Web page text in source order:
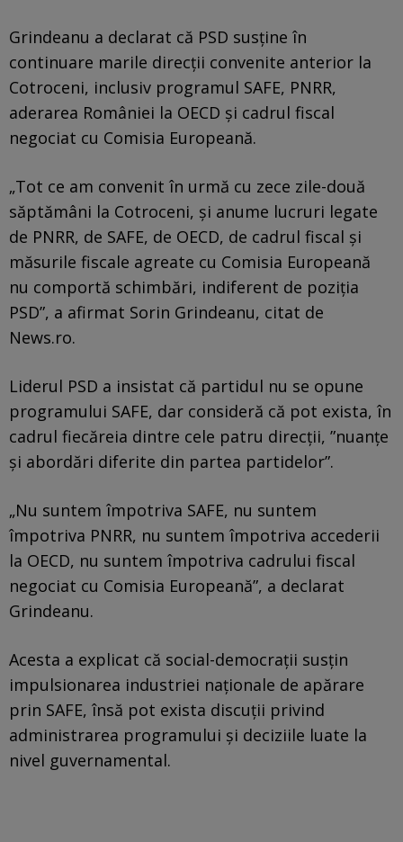
Grindeanu a declarat că PSD susține în
continuare marile direcții convenite anterior la
Cotroceni, inclusiv programul SAFE, PNRR,
aderarea României la OECD și cadrul fiscal
negociat cu Comisia Europeană.
„Tot ce am convenit în urmă cu zece zile-două
săptămâni la Cotroceni, și anume lucruri legate
de PNRR, de SAFE, de OECD, de cadrul fiscal și
măsurile fiscale agreate cu Comisia Europeană
nu comportă schimbări, indiferent de poziția
PSD”, a afirmat Sorin Grindeanu, citat de
News.ro.
Liderul PSD a insistat că partidul nu se opune
programului SAFE, dar consideră că pot exista, în
cadrul fiecăreia dintre cele patru direcţii, ”nuanţe
şi abordări diferite din partea partidelor”.
„Nu suntem împotriva SAFE, nu suntem
împotriva PNRR, nu suntem împotriva accederii
la OECD, nu suntem împotriva cadrului fiscal
negociat cu Comisia Europeană”, a declarat
Grindeanu.
Acesta a explicat că social-democrații susțin
impulsionarea industriei naționale de apărare
prin SAFE, însă pot exista discuții privind
administrarea programului și deciziile luate la
nivel guvernamental.